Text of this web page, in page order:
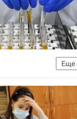
Еще